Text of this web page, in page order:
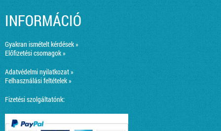
INFORMÁCIÓ
Gyakran ismételt kérdések »
Előfizetési csomagok »
Adatvédelmi nyilatkozat »
Felhasználási feltételek »
Fizetési szolgáltatónk: